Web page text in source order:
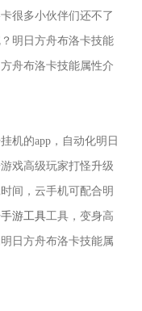
很多小伙伴们还不了
明日方舟布洛卡技能
舟布洛卡技能属性介
机的app，自动化明日
游戏高级玩家打怪升级
间，云手机可配合明
手游工具工具，变身高
日方舟布洛卡技能属